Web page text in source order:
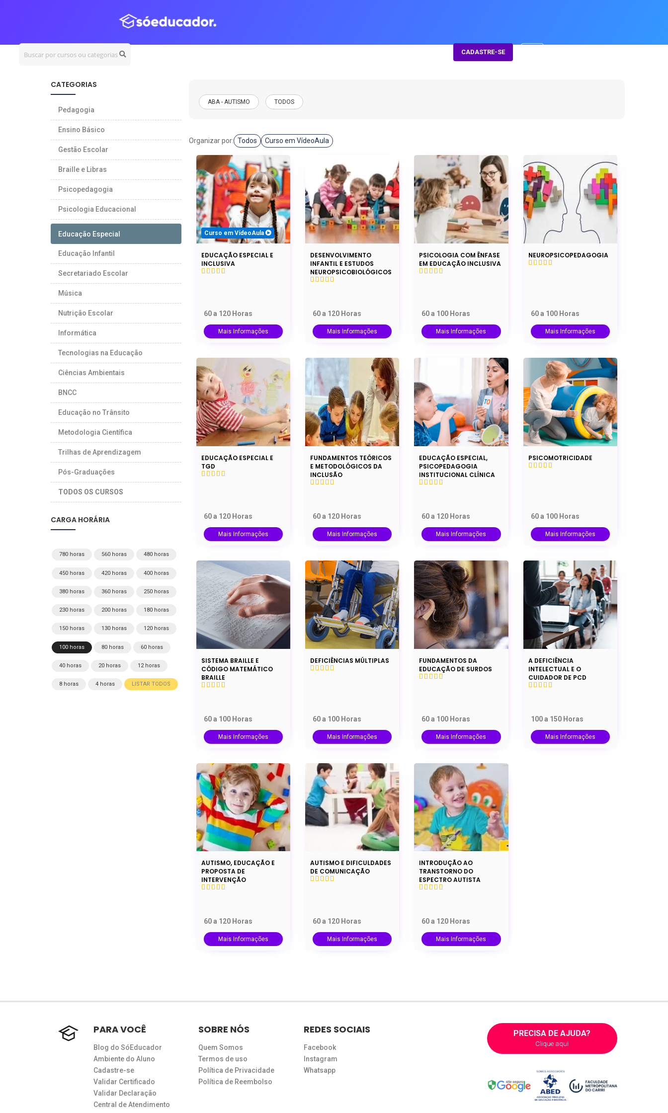
CADASTRE-SE
ABA - AUTISMO TODOS
Organizar por: Todos Curso em VídeoAula
Curso em VídeoAula
EDUCAÇÃO ESPECIAL E
INCLUSIVA
60 a 120 Horas
Mais Informações
DESENVOLVIMENTO
INFANTIL E ESTUDOS
NEUROPSICOBIOLÓGICOS
60 a 120 Horas
Mais Informações
PSICOLOGIA COM ÊNFASE
EM EDUCAÇÃO INCLUSIVA
60 a 100 Horas
Mais Informações
NEUROPSICOPEDAGOGIA
60 a 100 Horas
Mais Informações
EDUCAÇÃO ESPECIAL E
TGD
60 a 120 Horas
Mais Informações
FUNDAMENTOS TEÓRICOS
E METODOLÓGICOS DA
INCLUSÃO
60 a 120 Horas
Mais Informações
EDUCAÇÃO ESPECIAL,
PSICOPEDAGOGIA
INSTITUCIONAL CLÍNICA
60 a 120 Horas
Mais Informações
PSICOMOTRICIDADE
60 a 100 Horas
Mais Informações
SISTEMA BRAILLE E
CÓDIGO MATEMÁTICO
BRAILLE
60 a 100 Horas
Mais Informações
DEFICIÊNCIAS MÚLTIPLAS
60 a 100 Horas
Mais Informações
FUNDAMENTOS DA
EDUCAÇÃO DE SURDOS
60 a 100 Horas
Mais Informações
A DEFICIÊNCIA
INTELECTUAL E O
CUIDADOR DE PCD
100 a 150 Horas
Mais Informações
AUTISMO, EDUCAÇÃO E
PROPOSTA DE
INTERVENÇÃO
60 a 120 Horas
Mais Informações
AUTISMO E DIFICULDADES
DE COMUNICAÇÃO
60 a 120 Horas
Mais Informações
INTRODUÇÃO AO
TRANSTORNO DO
ESPECTRO AUTISTA
60 a 120 Horas
Mais Informações
CATEGORIAS
Pedagogia
Ensino Básico
Gestão Escolar
Braille e Libras
Psicopedagogia
Psicologia Educacional
Educação Especial
Educação Infantil
Secretariado Escolar
Música
Nutrição Escolar
Informática
Tecnologias na Educação
Ciências Ambientais
BNCC
Educação no Trânsito
Metodologia Científica
Trilhas de Aprendizagem
Pós-Graduações
TODOS OS CURSOS
CARGA HORÁRIA
780 horas 560 horas 480 horas
450 horas 420 horas 400 horas
380 horas 360 horas 250 horas
230 horas 200 horas 180 horas
150 horas 130 horas 120 horas
100 horas 80 horas 60 horas
40 horas 20 horas 12 horas
8 horas 4 horas LISTAR TODOS
PARA VOCÊ
Blog do SóEducador
Ambiente do Aluno
Cadastre-se
Validar Certificado
Validar Declaração
Central de Atendimento
SOBRE NÓS
Quem Somos
Termos de uso
Política de Privacidade
Política de Reembolso
REDES SOCIAIS
Facebook
Instagram
Whatsapp
PRECISA DE AJUDA?
Clique aqui